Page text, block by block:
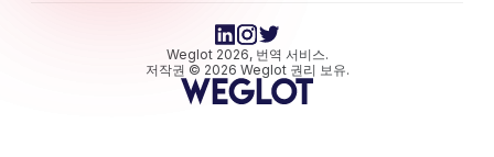
Weglot 2026, 번역 서비스.
저작권 © 2026 Weglot 권리 보유.